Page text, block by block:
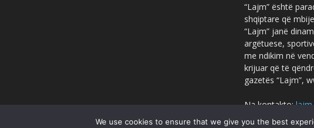
“Lajm” është
shqiptare që
“Lajm” janë
argëtuese,
me ndikim në
krijuar që të
gazetës “Lajm”,
Na kontakto:
We use cookies to ensure that we give you the best